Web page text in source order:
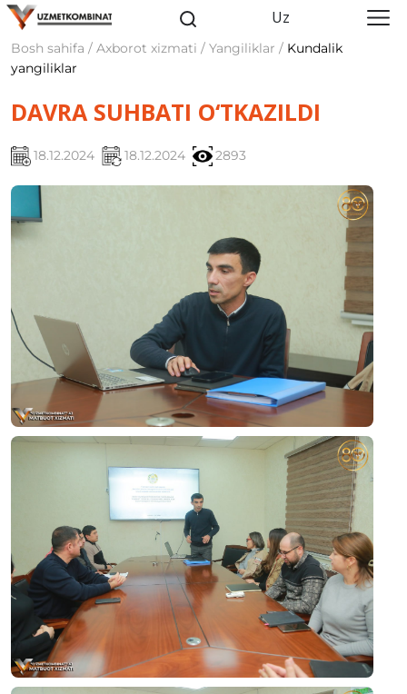
Uz
Bosh sahifa / Axborot xizmati / Yangiliklar / Kundalik
yangiliklar
DAVRA SUHBATI O‘TKAZILDI
18.12.2024 18.12.2024 2893